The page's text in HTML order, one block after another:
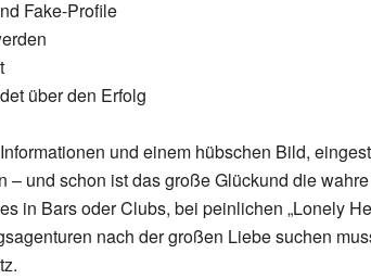
Fake-Profile
über den Erfolg
und einem hübschen Bild,
und schon ist das große Glückund die
in Bars oder Clubs, bei peinlichen „Lonely
nach der großen Liebe suchen